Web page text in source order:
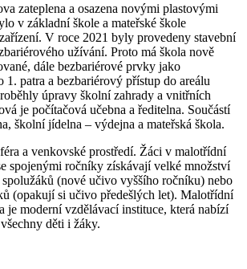
zateplena a osazena novými plastovými
v základní škole a mateřské škole
V roce 2021 byly provedeny stavební
užívání. Proto má škola nově
dále bezbariérové prvky jako
1. patra a bezbariérový přístup do areálu
úpravy školní zahrady a vnitřních
je počítačová učebna a ředitelna. Součástí
školní jídelna – výdejna a mateřská škola.
a venkovské prostředí. Žáci v malotřídní
spojenými ročníky získávají velké množství
(nové učivo vyššího ročníku) nebo
(opakují si učivo předešlých let). Malotřídní
je moderní vzdělávací instituce, která nabízí
děti i žáky.